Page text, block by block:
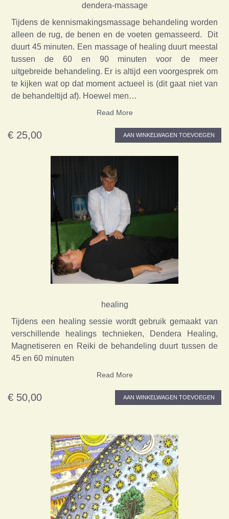
dendera-massage
Tijdens de kennismakingsmassage behandeling worden
alleen de rug, de benen en de voeten gemasseerd. Dit
duurt 45 minuten. Een massage of healing duurt meestal
tussen de 60 en 90 minuten voor de meer
uitgebreide behandeling. Er is altijd een voorgesprek om
te kijken wat op dat moment actueel is (dit gaat niet van
de behandeltijd af). Hoewel men…
Read More
€ 25,00 AAN WINKELWAGEN TOEVOEGEN
healing
Tijdens een healing sessie wordt gebruik gemaakt van
verschillende healings technieken, Dendera Healing,
Magnetiseren en Reiki de behandeling duurt tussen de
45 en 60 minuten
Read More
€ 50,00 AAN WINKELWAGEN TOEVOEGEN